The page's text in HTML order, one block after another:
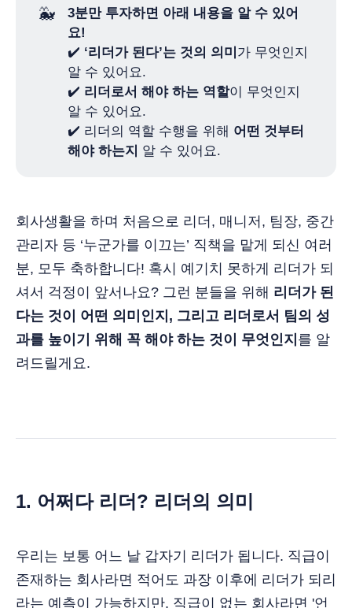
🐳
3분만 투자하면 아래 내용을 알 수 있어
요!
✔️ ‘리더가 된다’는 것의 의미 가 무엇인지
알 수 있어요.
✔️ 리더로서 해야 하는 역할이 무엇인지
알 수 있어요.
✔️ 리더의 역할 수행을 위해 어떤 것부터
해야 하는지 알 수 있어요.
회사생활을 하며 처음으로 리더, 매니저, 팀장, 중간
관리자 등 ‘누군가를 이끄는’ 직책을 맡게 되신 여러
분, 모두 축하합니다! 혹시 예기치 못하게 리더가 되
셔서 걱정이 앞서나요? 그런 분들을 위해 리더가 된
다는 것이 어떤 의미인지, 그리고 리더로서 팀의 성
과를 높이기 위해 꼭 해야 하는 것이 무엇인지 를 알
려드릴게요.
1. 어쩌다 리더? 리더의 의미
우리는 보통 어느 날 갑자기 리더가 됩니다. 직급이
존재하는 회사라면 적어도 과장 이후에 리더가 되리
라는 예측이 가능하지만, 직급이 없는 회사라면 '언